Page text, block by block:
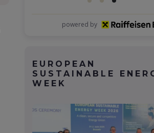
powered by
EUROPEAN
SUSTAINABLE
WEEK